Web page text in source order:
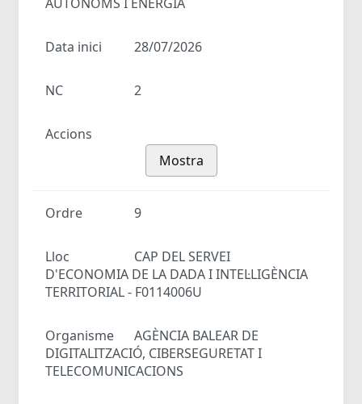
Data inici 28/07/2026
NC 2
Accions
Mostra
Ordre 9
Lloc
CAP DEL SERVEI
D'ECONOMIA DE LA DADA I INTEL·LIGÈNCIA
TERRITORIAL - F0114006U
Organisme
AGÈNCIA BALEAR DE
DIGITALITZACIÓ, CIBERSEGURETAT I
TELECOMUNICACIONS